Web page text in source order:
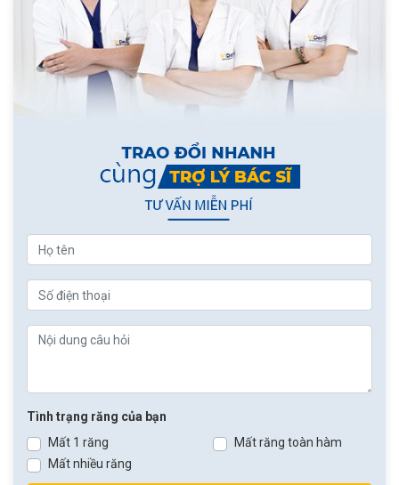
Tình trạng răng của bạn
Mất 1 răng
Mất nhiều răng
Mất răng toàn hàm